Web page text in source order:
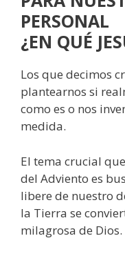
PERSONAL
¿EN QUÉ
Los que decimos
plantearnos si
como es o nos
medida.
El tema crucial
del Adviento es
libere de nuestro
la Tierra se
milagrosa de Dios.